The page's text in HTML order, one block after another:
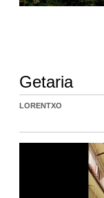
Getaria
LORENTXO